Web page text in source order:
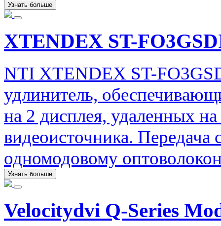
Узнать больше
XTENDEX ST-
NTI XTENDEX ST-
удлинитель,
на 2 дисплея, удаленных
видеоисточника. Передача
одномодовому
Узнать больше
Velocitydvi Q-Series